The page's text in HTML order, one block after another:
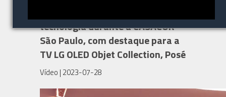
tecnologia durante a CASACOR
São Paulo, com destaque para a
TV LG OLED Objet Collection, Posé
Vídeo | 2023-07-28